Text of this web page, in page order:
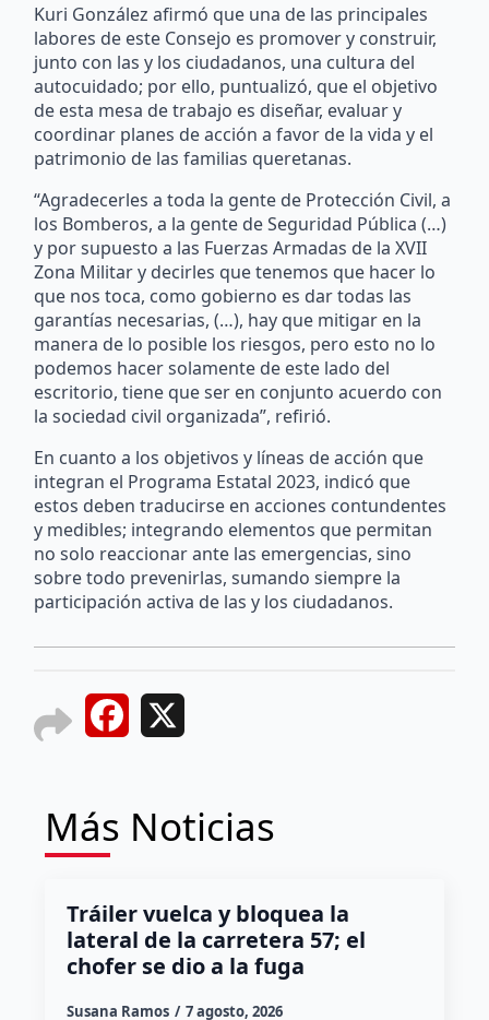
Kuri González afirmó que una de las principales
labores de este Consejo es promover y construir,
junto con las y los ciudadanos, una cultura del
autocuidado; por ello, puntualizó, que el objetivo
de esta mesa de trabajo es diseñar, evaluar y
coordinar planes de acción a favor de la vida y el
patrimonio de las familias queretanas.
“Agradecerles a toda la gente de Protección Civil, a
los Bomberos, a la gente de Seguridad Pública (…)
y por supuesto a las Fuerzas Armadas de la XVII
Zona Militar y decirles que tenemos que hacer lo
que nos toca, como gobierno es dar todas las
garantías necesarias, (…), hay que mitigar en la
manera de lo posible los riesgos, pero esto no lo
podemos hacer solamente de este lado del
escritorio, tiene que ser en conjunto acuerdo con
la sociedad civil organizada”, refirió.
En cuanto a los objetivos y líneas de acción que
integran el Programa Estatal 2023, indicó que
estos deben traducirse en acciones contundentes
y medibles; integrando elementos que permitan
no solo reaccionar ante las emergencias, sino
sobre todo prevenirlas, sumando siempre la
participación activa de las y los ciudadanos.
Facebook
Más Noticias
Tráiler vuelca y bloquea la
lateral de la carretera 57; el
chofer se dio a la fuga
Susana Ramos 7 agosto, 2026